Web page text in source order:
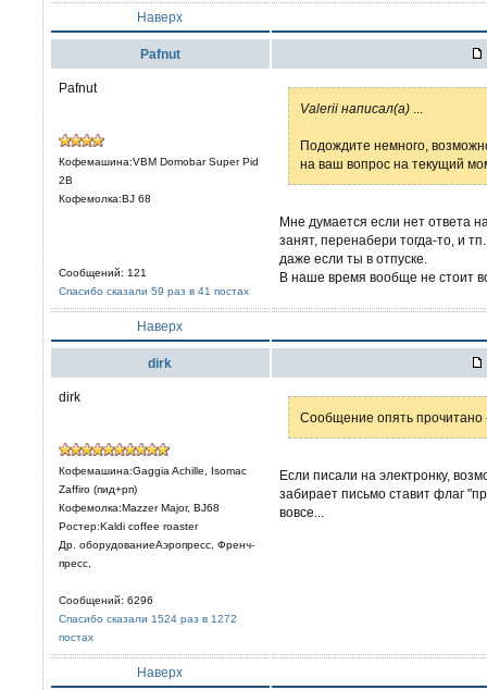
Наверх
Pafnut
Pafnut
Кофемашина:VBM Domobar Super Pid
2B
Кофемолка:BJ 68
Сообщений: 121
Спасибо сказали 59 раз в 41 постах
Valerii написал(а)
Подождите немного,
на ваш вопрос на текущий
Мне думается если нет ответа
занят, перенабери тогда-то, и
даже если ты в отпуске.
В наше время вообще не стоит
Наверх
dirk
dirk
Кофемашина:Gaggia Achille, Isomac
Zaffiro (пид+рп)
Кофемолка:Mazzer Major, BJ68
Ростер:Kaldi coffee roaster
Др. оборудованиеАэропресс, Френч-
пресс,
Сообщений: 6296
Спасибо сказали 1524 раз в 1272
постах
Сообщение опять прочитано
Если писали на электронку,
забирает письмо ставит флаг
вовсе...
Наверх